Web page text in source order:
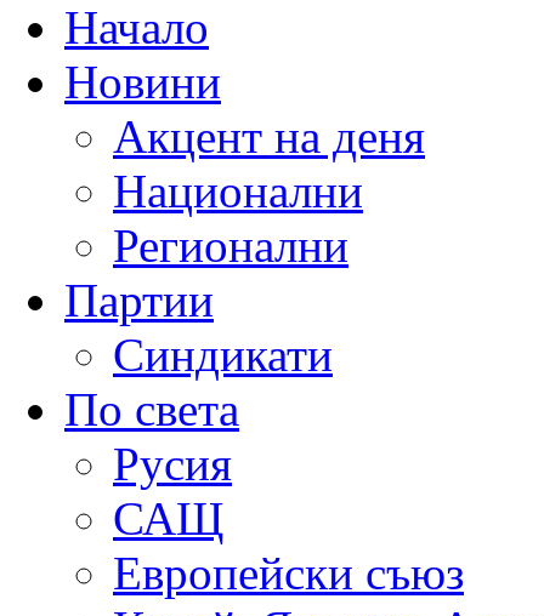
Начало
Новини
Акцент на деня
Национални
Регионални
Партии
Синдикати
По света
Русия
САЩ
Европейски съюз